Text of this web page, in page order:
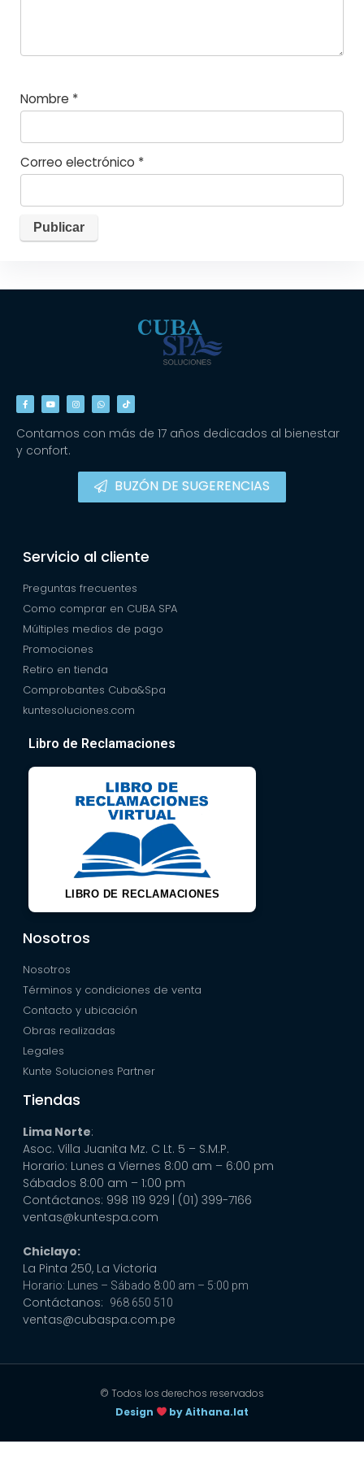
Nombre *
Correo electrónico *
Contamos con más de 17 años dedicados al bienestar
y confort.
BUZÓN DE SUGERENCIAS
Servicio al cliente
Preguntas frecuentes
Como comprar en CUBA SPA
Múltiples medios de pago
Promociones
Retiro en tienda
Comprobantes Cuba&Spa
kuntesoluciones.com
Libro de Reclamaciones
LIBRO DE RECLAMACIONES
Nosotros
Nosotros
Términos y condiciones de venta
Contacto y ubicación
Obras realizadas
Legales
Kunte Soluciones Partner
Tiendas
Lima Norte:
Asoc. Villa Juanita Mz. C Lt. 5 – S.M.P.
Horario: Lunes a Viernes 8:00 am – 6:00 pm
Sábados 8:00 am – 1:00 pm
Contáctanos: 998 119 929 | (01) 399-7166
ventas@kuntespa.com
Chiclayo:
La Pinta 250, La Victoria
Horario: Lunes – Sábado 8:00 am – 5:00 pm
Contáctanos: 968 650 510
ventas@cubaspa.com.pe
© Todos los derechos reservados
Design
by Aithana.lat